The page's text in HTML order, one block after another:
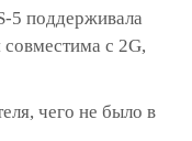
5 поддерживала
совместима с 2G,
чего не было в